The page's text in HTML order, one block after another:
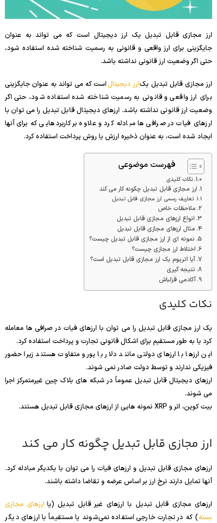
ارز مجازی قابل تبدیل یک ارز دیجیتال است که می تواند به عنوان
جایگزینی برای ارز واقعی و قانونی به رسمیت شناخته شده استفاده شود،
حتی اگر وضعیت ارز قانونی نداشته باشد.
ارز مجازی قابل تبدیل یکارز دیجیتالاست که می تواند به عنوان جایگزینی
برای ارز واقعی و قانونی به رسمیت شناخته شده استفاده شود، حتی اگر
وضعیت ارز قانونی نداشته باشد. ارزهای دیجیتال قابل تبدیل را می توان با
ارزهای فیات در صرافی ها مبادله کرد و علاوه بر کاربردهایی که برای آنها
ایجاد شده است، به عنوان ذخیره ارزش یا روش پرداخت استفاده کرد.
فهرست موضوعی
نکات کلیدی
ارز مجازی قابل تبدیل چگونه کار می کند
تعاریف رسمی ارز مجازی قابل تبدیل
ملاحظات خاص
انواع ارزهای مجازی قابل تبدیل
مثال ارزهای مجازی قابل تبدیل
نمونه ای از ارز مجازی قابل تبدیل چیست؟
اختلاط ارز مجازی چیست؟
آیا اتریوم یک ارز مجازی قابل تبدیل است؟
نتیجه گیری
آکادمی قزلباش
نکات کلیدی
یک ارز مجازی قابل تبدیل را می توان با ارزهای فیات در صرافی ها معامله
کرد یا به طور مستقیم برای اشکال قانونی تجارت و پرداخت استفاده کرد.
این ارزها با ارزهای دولتی مانند دلار یا یورو متفاوت هستند زیرا حضور
فیزیکی ندارند و توسط دولت صادر نمی شوند.
ارزهای دیجیتال قابل تبدیل عموماً در شبکه های بلاک چین غیرمتمرکز اجرا
می شوند.
بیت کوین، اتر و XRP نمونه هایی از ارزهای مجازی قابل تبدیل هستند.
ارز مجازی قابل تبدیل چگونه کار می کند
ارزهای مجازی قابل تبدیل و ارزهای فیات را می توان با یکدیگر مبادله کرد.
آنها تمایل دارند نرخ ارز بر اساس عرضه و تقاضا داشته باشند.
ارزهای مجازی قابل تبدیل با ارزهای غیر قابل تبدیل (یا ارزهای مجازی
بسته) که در تجارت خارجی استفاده نمی‌شوند یا مستقیماً با ارزهای دیگر